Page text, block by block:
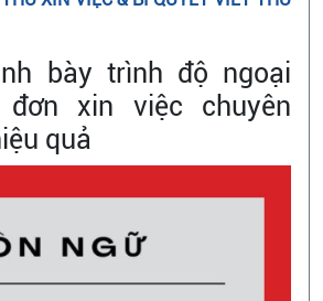
bày trình độ ngoại
xin việc chuyên
quả